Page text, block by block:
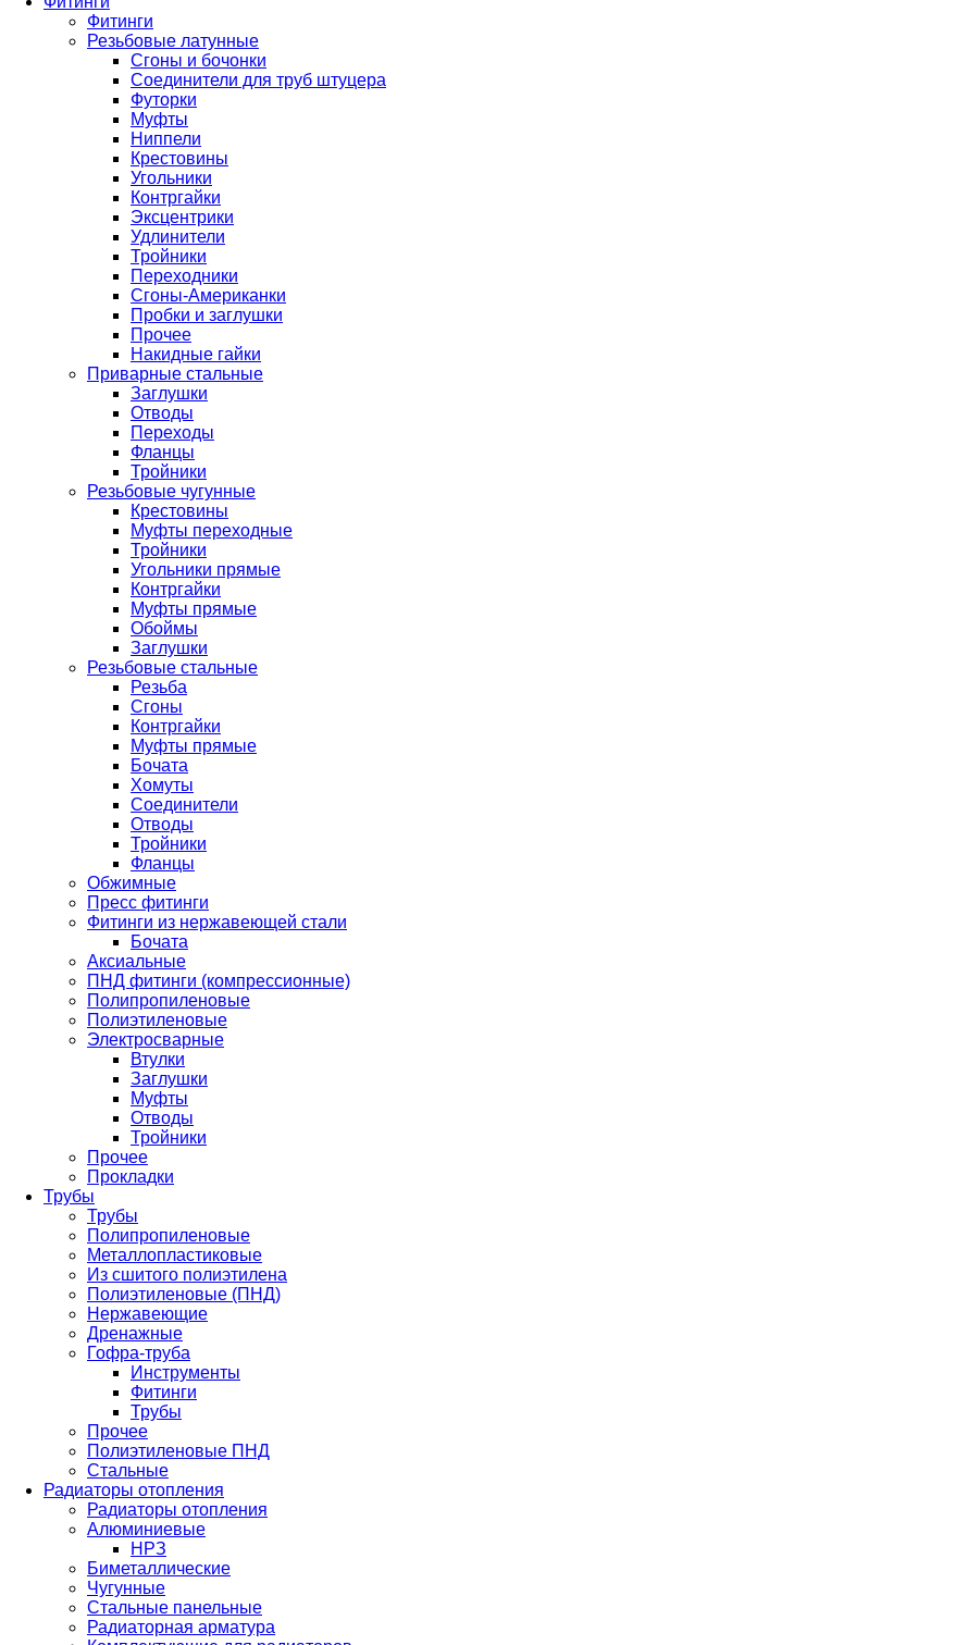
Фитинги
Резьбовые латунные
Сгоны и бочонки
Соединители для труб штуцера
Футорки
Муфты
Ниппели
Крестовины
Угольники
Контргайки
Эксцентрики
Удлинители
Тройники
Переходники
Сгоны-Американки
Пробки и заглушки
Прочее
Накидные гайки
Приварные стальные
Заглушки
Отводы
Переходы
Фланцы
Тройники
Резьбовые чугунные
Крестовины
Муфты переходные
Тройники
Угольники прямые
Контргайки
Муфты прямые
Обоймы
Заглушки
Резьбовые стальные
Резьба
Сгоны
Контргайки
Муфты прямые
Бочата
Хомуты
Соединители
Отводы
Тройники
Фланцы
Обжимные
Пресс фитинги
Фитинги из нержавеющей стали
Бочата
Аксиальные
ПНД фитинги (компрессионные)
Полипропиленовые
Полиэтиленовые
Электросварные
Втулки
Заглушки
Муфты
Отводы
Тройники
Прочее
Прокладки
Трубы
Трубы
Полипропиленовые
Металлопластиковые
Из сшитого полиэтилена
Полиэтиленовые (ПНД)
Нержавеющие
Дренажные
Гофра-труба
Инструменты
Фитинги
Трубы
Прочее
Полиэтиленовые ПНД
Стальные
Радиаторы отопления
Радиаторы отопления
Алюминиевые
НРЗ
Биметаллические
Чугунные
Стальные панельные
Радиаторная арматура